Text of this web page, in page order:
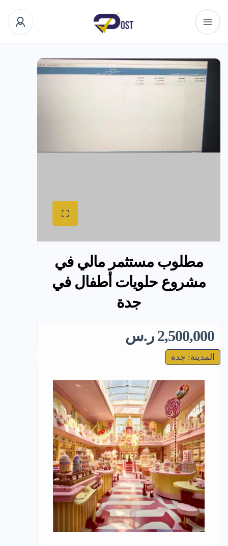
مطلوب مستثمر مالي في
مشروع حلويات أطفال في
جدة
2,500,000 ر.س
المدينة: جدة